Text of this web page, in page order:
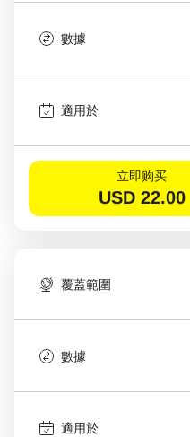
數據
適用於
立即购买
USD 22.00
覆蓋範圍
數據
適用於